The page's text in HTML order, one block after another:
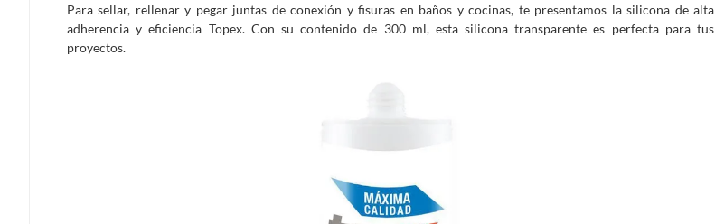
Para sellar, rellenar y pegar juntas de conexión y fisuras en baños y cocinas, te presentamos la silicona de alta
adherencia y eficiencia Topex. Con su contenido de 300 ml, esta silicona transparente es perfecta para tus
proyectos.